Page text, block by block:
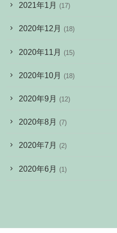
2021年1月 (17)
2020年12月 (18)
2020年11月 (15)
2020年10月 (18)
2020年9月 (12)
2020年8月 (7)
2020年7月 (2)
2020年6月 (1)